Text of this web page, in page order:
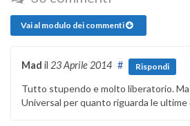
Vai al modulo dei commenti
Mad il 23 Aprile 2014 # Rispondi
Tutto stupendo e molto liberatorio.
Universal per quanto riguarda le ultime